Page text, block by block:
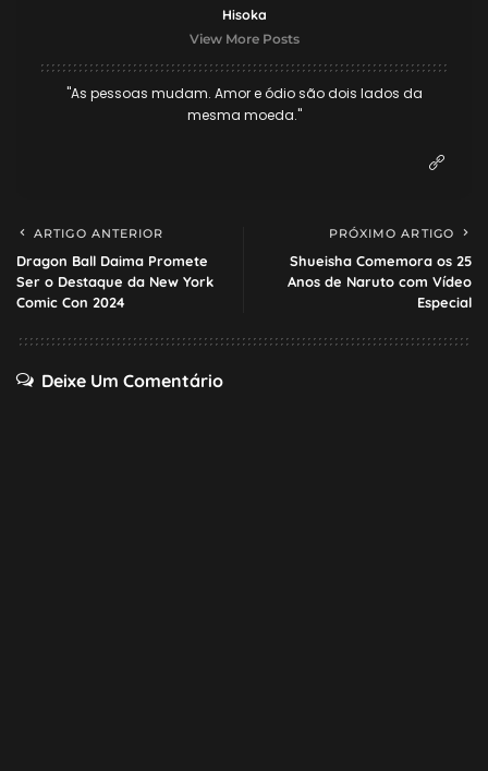
Hisoka
View More Posts
"As pessoas mudam. Amor e ódio são dois lados da
mesma moeda."
ARTIGO ANTERIOR
Dragon Ball Daima Promete
Ser o Destaque da New York
Comic Con 2024
PRÓXIMO ARTIGO
Shueisha Comemora os 25
Anos de Naruto com Vídeo
Especial
Deixe Um Comentário